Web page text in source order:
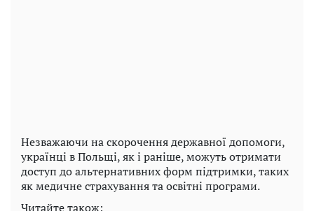
Незважаючи на скорочення державної допомоги,
українці в Польщі, як і раніше, можуть отримати
доступ до альтернативних форм підтримки, таких
як медичне страхування та освітні програми.
Читайте також: